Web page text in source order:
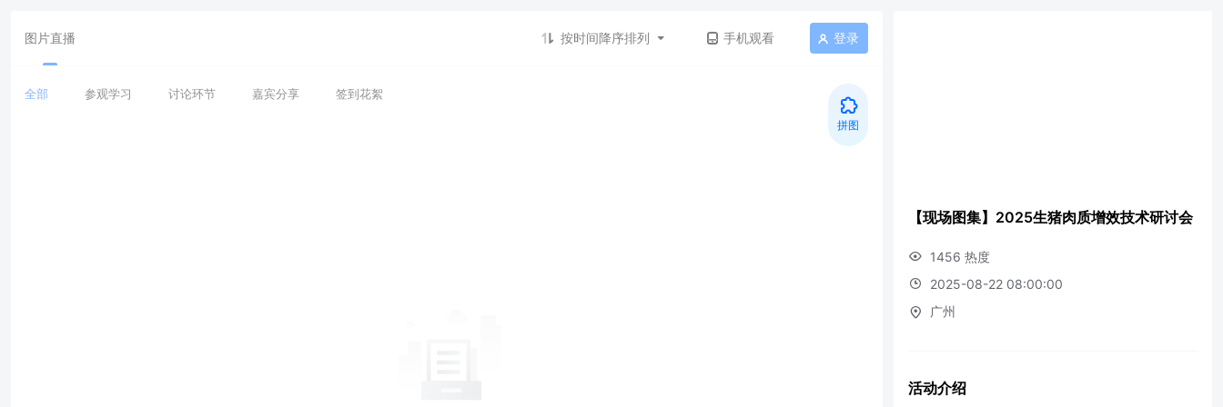
图片直播 按时间降序排列 手机观看 登录
全部 参观学习 讨论环节 嘉宾分享 签到花絮
拼图
【现场图集】2025生猪肉质增效技术研讨会
1456 热度
2025-08-22 08:00:00
广州
活动介绍